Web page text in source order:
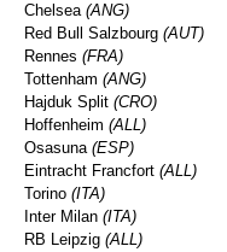
Chelsea (ANG)
Red Bull Salzbourg (AUT)
Rennes (FRA)
Tottenham (ANG)
Hajduk Split (CRO)
Hoffenheim (ALL)
Osasuna (ESP)
Eintracht Francfort (ALL)
Torino (ITA)
Inter Milan (ITA)
RB Leipzig (ALL)